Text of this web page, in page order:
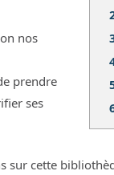
nos
prendre
ses
sur cette